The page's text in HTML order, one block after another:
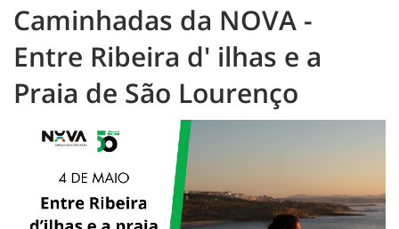
Caminhadas da NOVA -
Entre Ribeira d' ilhas e a
Praia de São Lourenço